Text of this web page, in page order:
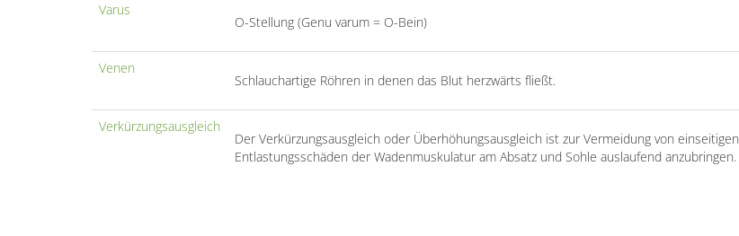
Varus
O-Stellung (Genu varum = O-Bein)
Venen
Schlauchartige Röhren in denen das Blut herzwärts fließt.
Verkürzungsausgleich
Der Verkürzungsausgleich oder Überhöhungsausgleich ist zur Vermeidung von einseitigen
Entlastungsschäden der Wadenmuskulatur am Absatz und Sohle auslaufend anzubringen.